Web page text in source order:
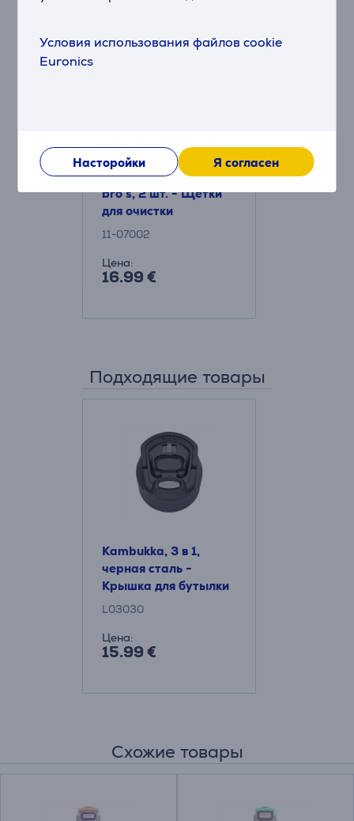
Условия использования файлов cookie
Euronics
Насторойки Я согласен
Kambukka Brushing
bro's, 2 шт. - Щетки
для очистки
11-07002
Цена:
16.99 €
Подходящие товары
Kambukka, 3 в 1,
черная сталь -
Крышка для бутылки
L03030
Цена:
15.99 €
Схожие товары